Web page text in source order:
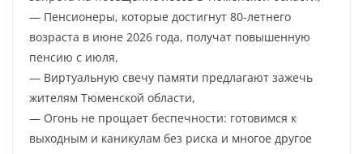
— Пенсионеры, которые достигнут 80-летнего
возраста в июне 2026 года, получат повышенную
пенсию с июля,
— Виртуальную свечу памяти предлагают зажечь
жителям Тюменской области,
— Огонь не прощает беспечности: готовимся к
выходным и каникулам без риска и многое другое